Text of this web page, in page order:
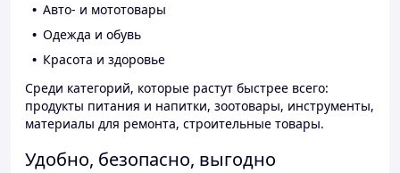
Авто- и мототовары
Одежда и обувь
Красота и здоровье
Среди категорий, которые растут быстрее всего:
продукты питания и напитки, зоотовары, инструменты,
материалы для ремонта, строительные товары.
Удобно, безопасно, выгодно